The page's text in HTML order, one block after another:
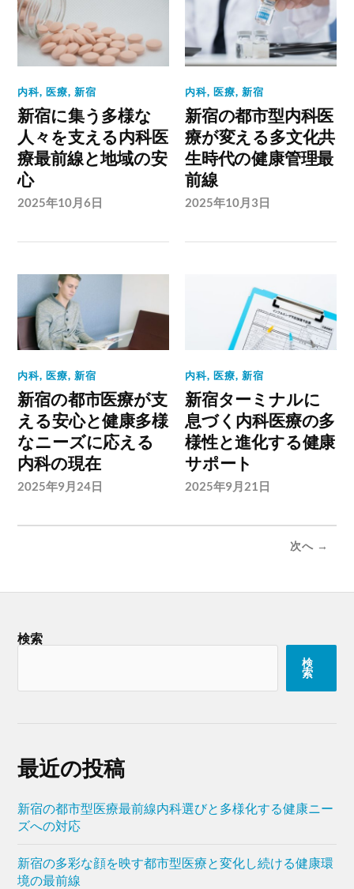
内科, 医療,新宿
新宿に集う多様な
人々を支える内科医
療最前線と地域の安
心
2025年10月6日
内科, 医療,新宿
新宿の都市型内科医
療が変える多文化共
生時代の健康管理最
前線
2025年10月3日
内科, 医療,新宿
新宿の都市医療が支
える安心と健康多様
なニーズに応える
内科の現在
2025年9月24日
内科, 医療,新宿
新宿ターミナルに
息づく内科医療の多
様性と進化する健康
サポート
2025年9月21日
次へ →
検索
検
索
最近の投稿
新宿の都市型医療最前線内科選びと多様化する健康ニー
ズへの対応
新宿の多彩な顔を映す都市型医療と変化し続ける健康環
境の最前線